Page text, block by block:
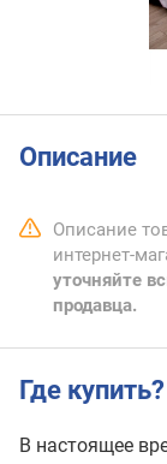
Описание
Описание
интернет-
уточняйте
продавца.
Где купить?
В настоящее